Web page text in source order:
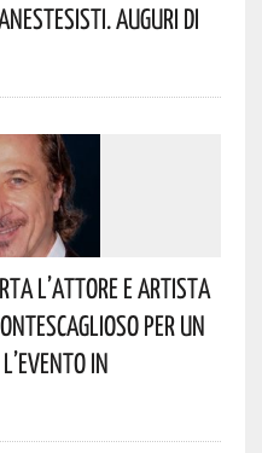
Auguri Di
L’attore E Artista
Per Un
In